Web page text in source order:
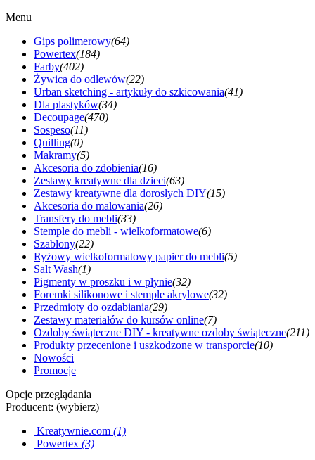
Menu
Gips polimerowy(64)
Powertex(184)
Farby(402)
Żywica do odlewów(22)
Urban sketching - artykuły do szkicowania(41)
Dla plastyków(34)
Decoupage(470)
Sospeso(11)
Quilling(0)
Makramy(5)
Akcesoria do zdobienia(16)
Zestawy kreatywne dla dzieci(63)
Zestawy kreatywne dla dorosłych DIY(15)
Akcesoria do malowania(26)
Transfery do mebli(33)
Stemple do mebli - wielkoformatowe(6)
Szablony(22)
Ryżowy wielkoformatowy papier do mebli(5)
Salt Wash(1)
Pigmenty w proszku i w płynie(32)
Foremki silikonowe i stemple akrylowe(32)
Przedmioty do ozdabiania(29)
Zestawy materiałów do kursów online(7)
Ozdoby świąteczne DIY - kreatywne ozdoby świąteczne(211)
Produkty przecenione i uszkodzone w transporcie(10)
Nowości
Promocje
Opcje przeglądania
Producent: (wybierz)
Kreatywnie.com (1)
Powertex (3)